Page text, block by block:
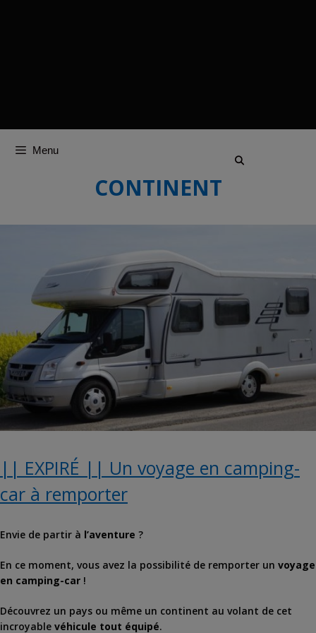
Menu
CONTINENT
|| EXPIRÉ || Un voyage en camping-
car à remporter
Envie de partir à l’aventure ?
En ce moment, vous avez la possibilité de remporter un voyage
en camping-car !
Découvrez un pays ou même un continent au volant de cet
incroyable véhicule tout équipé.